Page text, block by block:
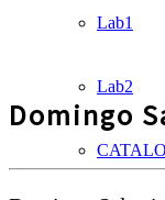
Lab1
Lab2
Domingo